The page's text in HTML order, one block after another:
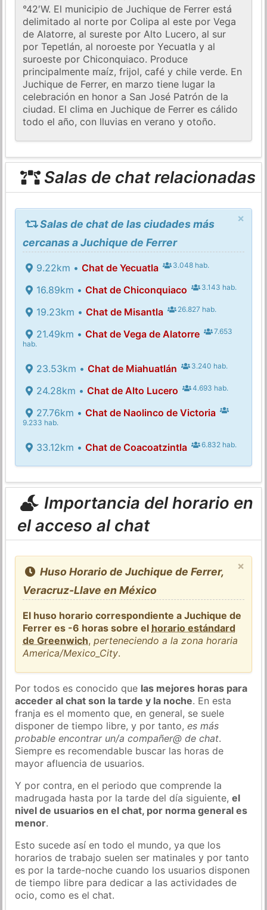
°42′W. El municipio de Juchique de Ferrer está
delimitado al norte por Colipa al este por Vega
de Alatorre, al sureste por Alto Lucero, al sur
por Tepetlán, al noroeste por Yecuatla y al
suroeste por Chiconquiaco. Produce
principalmente maíz, frijol, café y chile verde. En
Juchique de Ferrer, en marzo tiene lugar la
celebración en honor a San José Patrón de la
ciudad. El clima en Juchique de Ferrer es cálido
todo el año, con lluvias en verano y otoño.
Salas de chat relacionadas
×
Salas de chat de las ciudades más
cercanas a Juchique de Ferrer
9.22km • Chat de Yecuatla 3.048 hab.
16.89km • Chat de Chiconquiaco 3.143 hab.
19.23km • Chat de Misantla 26.827 hab.
21.49km • Chat de Vega de Alatorre
7.653
hab.
23.53km • Chat de Miahuatlán 3.240 hab.
24.28km • Chat de Alto Lucero 4.693 hab.
27.76km • Chat de Naolinco de Victoria
9.233 hab.
33.12km • Chat de Coacoatzintla 6.832 hab.
Importancia del horario en
el acceso al chat
×
Huso Horario de Juchique de Ferrer,
Veracruz-Llave en México
El huso horario correspondiente a Juchique de
Ferrer es -6 horas sobre el horario estándard
de Greenwich,perteneciendo a la zona horaria
America/Mexico_City.
Por todos es conocido que las mejores horas para
acceder al chat son la tarde y la noche. En esta
franja es el momento que, en general, se suele
disponer de tiempo libre, y por tanto,es más
probable encontrar un/a compañer@ de chat.
Siempre es recomendable buscar las horas de
mayor afluencia de usuarios.
Y por contra, en el periodo que comprende la
madrugada hasta por la tarde del día siguiente,el
nivel de usuarios en el chat, por norma general es
menor.
Esto sucede así en todo el mundo, ya que los
horarios de trabajo suelen ser matinales y por tanto
es por la tarde-noche cuando los usuarios disponen
de tiempo libre para dedicar a las actividades de
ocio, como es el chat.